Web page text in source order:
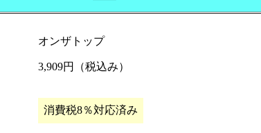
オンザトップ
3,909円（税込み）
消費税8％対応済み